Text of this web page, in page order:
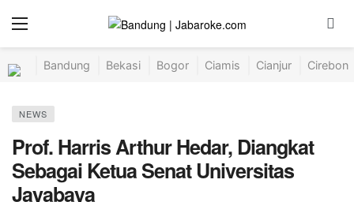
Bandung Bekasi Bogor Ciamis Cianjur Cirebon
NEWS
Prof. Harris Arthur Hedar, Diangkat
Sebagai Ketua Senat Universitas
Jayabaya